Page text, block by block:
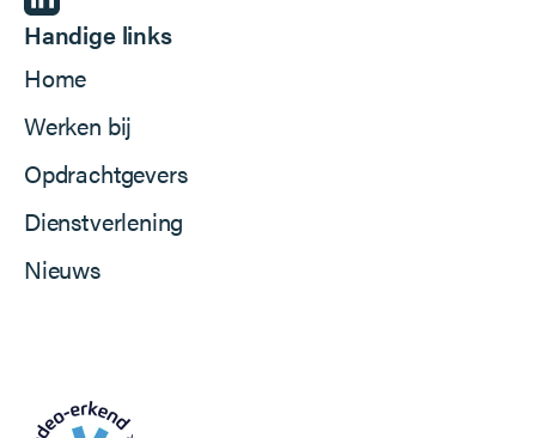
Handige links
Home
Werken bij
Opdrachtgevers
Dienstverlening
Nieuws